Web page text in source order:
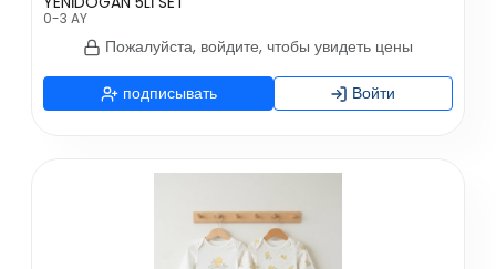
0-3 AY
Пожалуйста, войдите, чтобы увидеть цены
подписывать Войти